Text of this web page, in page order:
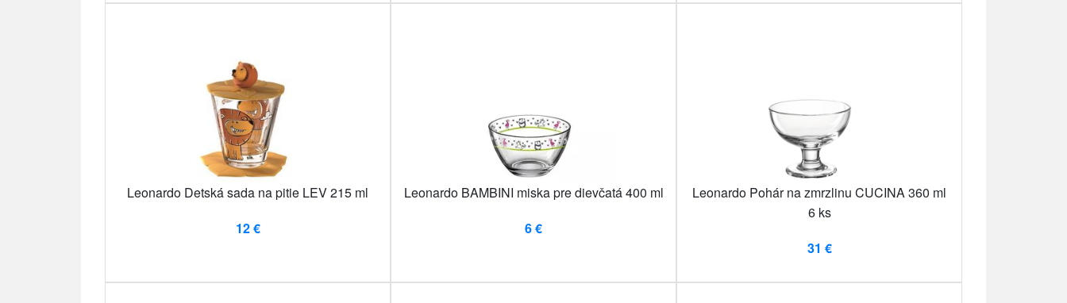
Leonardo Detská sada na pitie LEV 215 ml
12 €
Leonardo BAMBINI miska pre dievčatá 400 ml
6 €
Leonardo Pohár na zmrzlinu CUCINA 360 ml
6 ks
31 €